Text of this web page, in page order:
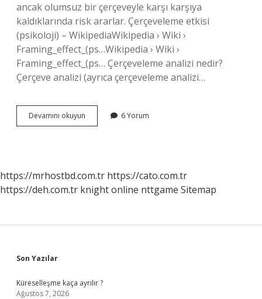
ancak olumsuz bir çerçeveyle karşı karşıya
kaldıklarında risk ararlar. Çerçeveleme etkisi
(psikoloji) – WikipediaWikipedia › Wiki ›
Framing_effect_(ps…Wikipedia › Wiki ›
Framing_effect_(ps… Çerçeveleme analizi nedir?
Çerçeve analizi (ayrıca çerçeveleme analizi…
Devamını okuyun Çerçeveleme
Kuramı
6 Yorum
https://mrhostbd.com.tr https://cato.com.tr
https://deh.com.tr knight online nttgame Sitemap
Sidebar
Son Yazılar
Küreselleşme kaça ayrılır ?
Ağustos 7, 2026